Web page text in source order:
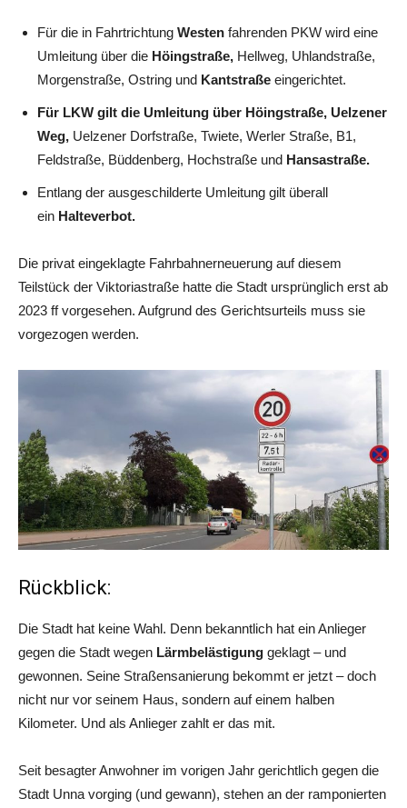
Für die in Fahrtrichtung Westen fahrenden PKW wird eine
Umleitung über die Höingstraße, Hellweg, Uhlandstraße,
Morgenstraße, Ostring und Kantstraße eingerichtet.
Für LKW gilt die Umleitung über Höingstraße, Uelzener
Weg, Uelzener Dorfstraße, Twiete, Werler Straße, B1,
Feldstraße, Büddenberg, Hochstraße und Hansastraße.
Entlang der ausgeschilderte Umleitung gilt überall
ein Halteverbot.
Die privat eingeklagte Fahrbahnerneuerung auf diesem
Teilstück der Viktoriastraße hatte die Stadt ursprünglich erst ab
2023 ff vorgesehen. Aufgrund des Gerichtsurteils muss sie
vorgezogen werden.
Rückblick:
Die Stadt hat keine Wahl. Denn bekanntlich hat ein Anlieger
gegen die Stadt wegen Lärmbelästigung geklagt – und
gewonnen. Seine Straßensanierung bekommt er jetzt – doch
nicht nur vor seinem Haus, sondern auf einem halben
Kilometer. Und als Anlieger zahlt er das mit.
Seit besagter Anwohner im vorigen Jahr gerichtlich gegen die
Stadt Unna vorging (und gewann), stehen an der ramponierten